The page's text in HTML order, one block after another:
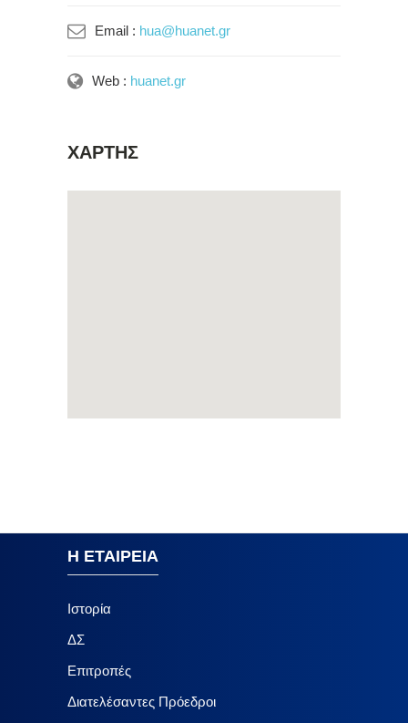
Email : hua@huanet.gr
Web : huanet.gr
ΧΑΡΤΗΣ
Η ΕΤΑΙΡΕΙΑ
Ιστορία
ΔΣ
Επιτροπές
Διατελέσαντες Πρόεδροι